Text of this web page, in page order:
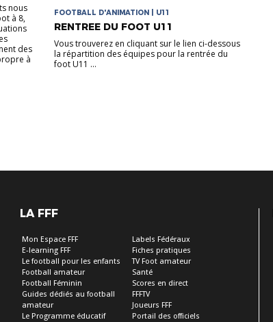
nous
à 8,
des
à
FOOTBALL D'ANIMATION | U11
RENTREE DU FOOT U11
Vous trouverez en cliquant sur le lien ci-dessous
la répartition des équipes pour la rentrée du
foot U11 ...
LA FFF
Mon Espace FFF
E-learning FFF
Le football pour les enfants
Football amateur
Football Féminin
Guides dédiés au football
amateur
Le Programme éducatif
Labels Fédéraux
Fiches pratiques
TV Foot amateur
Santé
Scores en direct
FFFTV
Joueurs FFF
Portail des officiels